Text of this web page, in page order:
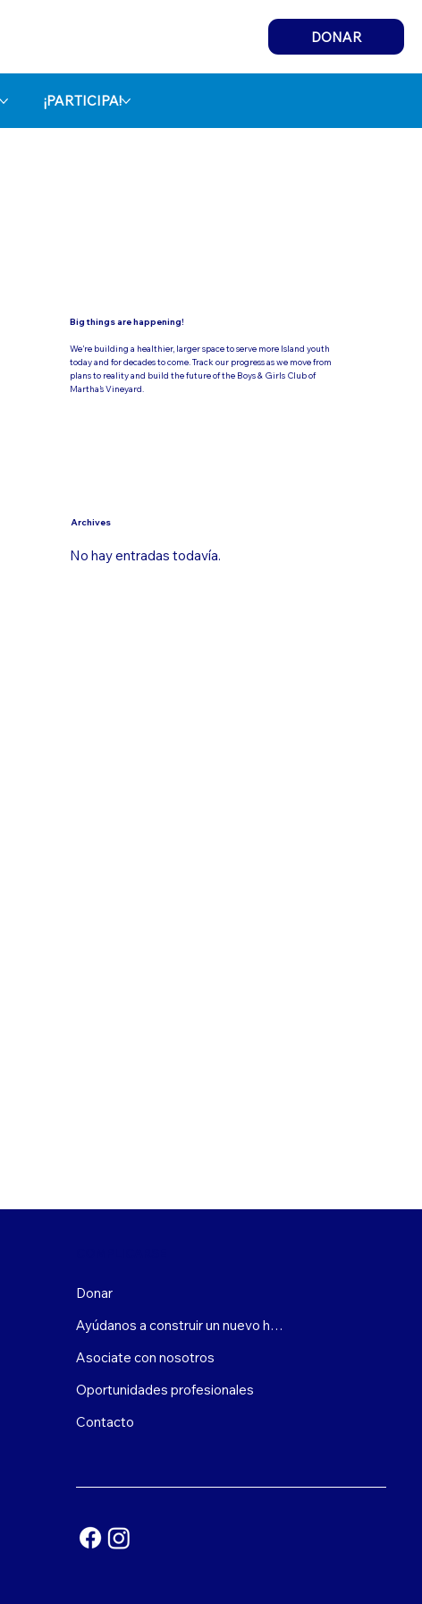
¡PARTICIPA!
DONAR
Big things are happening!
We’re building a healthier, larger space to serve more Island youth
today and for decades to come. Track our progress as we move from
plans to reality and build the future of the Boys & Girls Club of
Martha’s Vineyard.
Archives
No hay entradas todavía.
Donar
Ayúdanos a construir un nuevo hogar
Asociate con nosotros
Oportunidades profesionales
Contacto